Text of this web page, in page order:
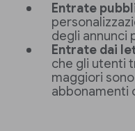
Entrate
degli annunci
Entrate dai
che gli utenti
maggiori
abbonamenti